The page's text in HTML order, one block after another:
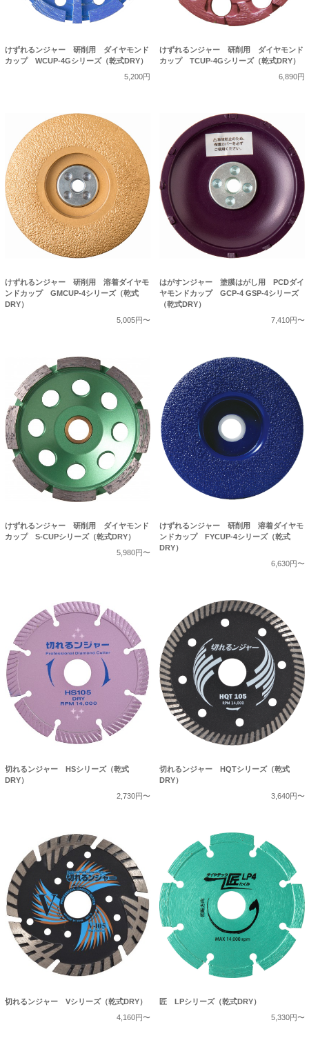
けずれるンジャー 研削用 ダイヤモンド
カップ WCUP-4Gシリーズ（乾式DRY）
5,200円
けずれるンジャー 研削用 ダイヤモンド
カップ TCUP-4Gシリーズ（乾式DRY）
6,890円
けずれるンジャー 研削用 溶着ダイヤモ
ンドカップ GMCUP-4シリーズ（乾式
DRY）
5,005円〜
はがすンジャー 塗膜はがし用 PCDダイ
ヤモンドカップ GCP-4 GSP-4シリーズ
（乾式DRY）
7,410円〜
けずれるンジャー 研削用 ダイヤモンド
カップ S-CUPシリーズ（乾式DRY）
5,980円〜
けずれるンジャー 研削用 溶着ダイヤモ
ンドカップ FYCUP-4シリーズ（乾式
DRY）
6,630円〜
切れるンジャー HSシリーズ（乾式
DRY）
2,730円〜
切れるンジャー HQTシリーズ（乾式
DRY）
3,640円〜
切れるンジャー Vシリーズ（乾式DRY）
4,160円〜
匠 LPシリーズ（乾式DRY）
5,330円〜